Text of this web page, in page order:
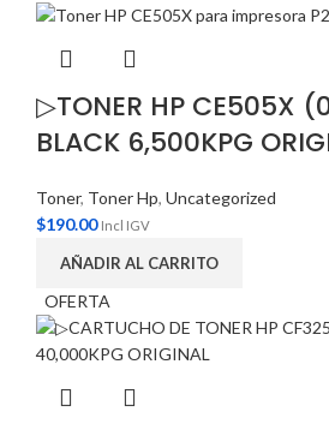
▷TONER HP CE505X
BLACK 6,500KPG
Toner, Toner Hp, Uncategorized
$190.00 Incl IGV
AÑADIR AL CARRITO
OFERTA